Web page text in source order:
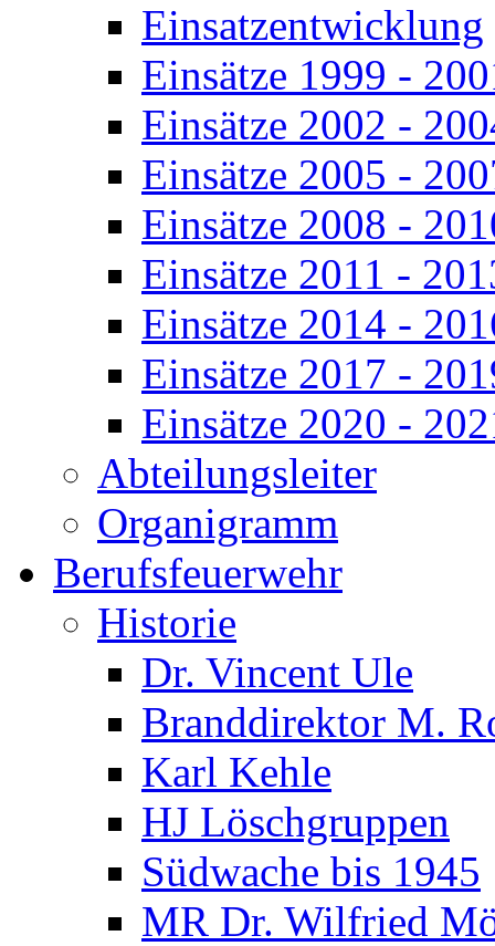
Einsatzentwicklung
Einsätze 1999 -
Einsätze 2002 -
Einsätze 2005 -
Einsätze 2008 -
Einsätze 2011 -
Einsätze 2014 -
Einsätze 2017 -
Einsätze 2020 -
Abteilungsleiter
Organigramm
Berufsfeuerwehr
Historie
Dr. Vincent Ule
Branddirektor M.
Karl Kehle
HJ Löschgruppen
Südwache bis 1945
MR Dr. Wilfried